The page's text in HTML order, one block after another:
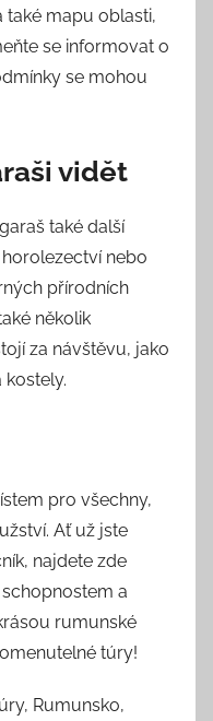
také mapu oblasti,
se informovat o
se mohou
vidět
také další
nebo
přírodních
několik
za návštěvu, jako
pro všechny,
Ať už jste
najdete zde
a
rumunské
túry!
Rumunsko,